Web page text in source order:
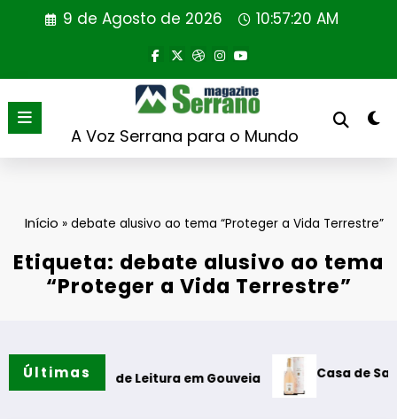
9 de Agosto de 2026 10:57:20 AM
A Voz Serrana para o Mundo
Início »debate alusivo ao tema “Proteger a Vida Terrestre”
Etiqueta: debate alusivo ao tema
“Proteger a Vida Terrestre”
Últimas
Cabine de Leitura em Gouveia Casa de Santar